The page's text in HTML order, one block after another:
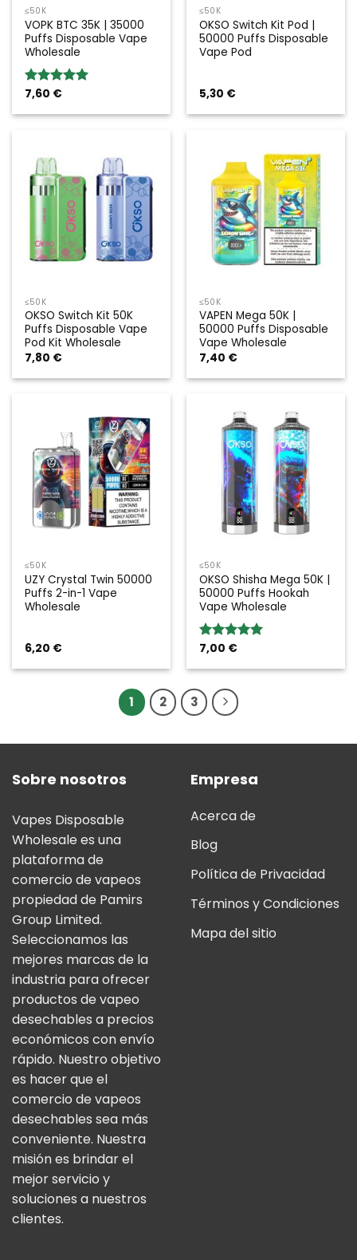
≤50K
VOPK BTC 35K | 35000
Puffs Disposable Vape
Wholesale
Valoración:
5
7,60 €
≤50K
OKSO Switch Kit Pod |
50000 Puffs Disposable
Vape Pod
5,30 €
≤50K
OKSO Switch Kit 50K
Puffs Disposable Vape
Pod Kit Wholesale
7,80 €
≤50K
VAPEN Mega 50K |
50000 Puffs Disposable
Vape Wholesale
7,40 €
≤50K
UZY Crystal Twin 50000
Puffs 2-in-1 Vape
Wholesale
6,20 €
≤50K
OKSO Shisha Mega 50K |
50000 Puffs Hookah
Vape Wholesale
Valoración:
5
7,00 €
1 2 3
Sobre nosotros
Vapes Disposable
Wholesale es una
plataforma de
comercio de vapeos
propiedad de Pamirs
Group Limited.
Seleccionamos las
mejores marcas de la
industria para ofrecer
productos de vapeo
desechables a precios
económicos con envío
rápido. Nuestro objetivo
es hacer que el
comercio de vapeos
desechables sea más
conveniente. Nuestra
misión es brindar el
mejor servicio y
soluciones a nuestros
clientes.
Empresa
Acerca de
Blog
Política de Privacidad
Términos y Condiciones
Mapa del sitio